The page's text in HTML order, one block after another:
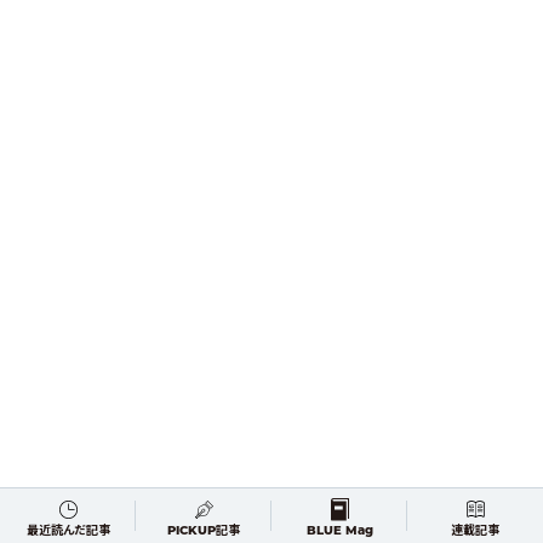
最近読んだ記事 PICKUP記事 BLUE Mag 連載記事